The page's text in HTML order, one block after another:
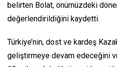
belirten Bolat, önümüzdeki
değerlendirildiğini kaydetti.
Türkiye’nin, dost ve kardeş
geliştirmeye devam edeceğini